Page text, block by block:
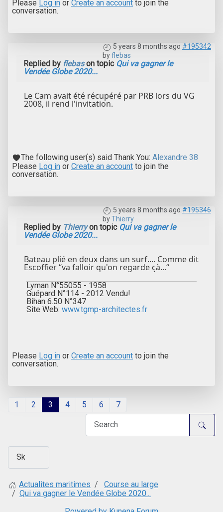
Please Log in or Create an account to join the
conversation.
5 years 8 months ago #195342
byflebas
Replied by flebason topic Qui va gagner le
Vendée Globe 2020...
Le Cam avait été récupéré par PRB lors du VG
2008, il rend l'invitation.
The following user(s) said Thank You: Alexandre 38
Please Log in or Create an account to join the
conversation.
5 years 8 months ago #195346
byThierry
Replied by Thierryon topic Qui va gagner le
Vendée Globe 2020...
Bateau plié en deux dans un surf.... Comme dit
Escoffier “va falloir qu'on regarde çà...“
Lyman N°55055 - 1958
Guépard N°114 - 2012 Vendu!
Bihan 6.50 N°347
Site Web: www.tgmp-architectes.fr
Please Log in or Create an account to join the
conversation.
1 2 3 4 5 6 7
Actualites maritimes
Course au large
Qui va gagner le Vendée Globe 2020...